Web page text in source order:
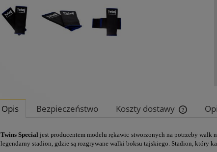
Opis Bezpieczeństwo Koszty dostawy
Cena nie
płatności
Twins Specialjest producentem modelu rękawic stworzonych na potrzeby
legendarny stadion, gdzie są rozgrywane walki boksu tajskiego. Stadion, który